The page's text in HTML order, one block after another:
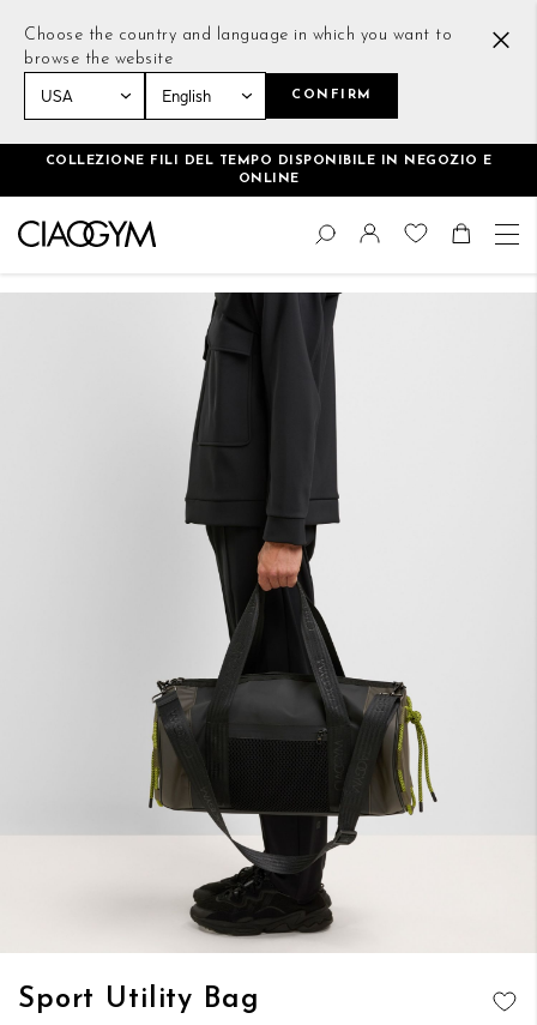
Choose the country and language in which you want to
browse the website
CONFIRM
COLLEZIONE FILI DEL TEMPO DISPONIBILE IN NEGOZIO E
ONLINE
Salta
contenuto
Cambia
Cerca
Sport Utility Bag
Vai
all'inizio